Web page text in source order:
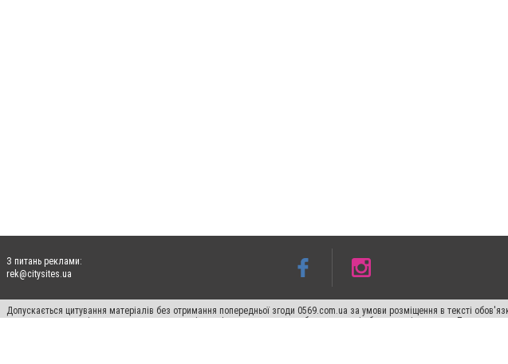
З питань реклами:
rek@citysites.ua
Допускається цитування матеріалів без отримання попередньої згоди 0569.com.ua за умови розміщення в тексті
пошукових систем гіперпосилання на цитовані статті не нижче другого абзацу в тексті або в якості джерела.